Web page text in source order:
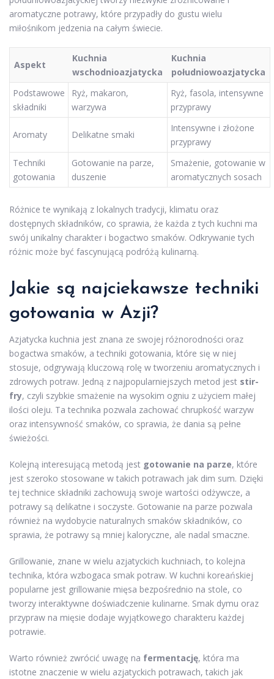
aromatyczne potrawy, które przypadły do gustu wielu
miłośnikom jedzenia na całym świecie.
Aspekt
Kuchnia
wschodnioazjatycka
Kuchnia
południowoazjatycka
Podstawowe
składniki
Ryż, makaron,
warzywa
Ryż, fasola, intensywne
przyprawy
Aromaty Delikatne smaki
Intensywne i złożone
przyprawy
Techniki
gotowania
Gotowanie na parze,
duszenie
Smażenie, gotowanie w
aromatycznych sosach
Różnice te wynikają z lokalnych tradycji, klimatu oraz
dostępnych składników, co sprawia, że każda z tych kuchni ma
swój unikalny charakter i bogactwo smaków. Odkrywanie tych
różnic może być fascynującą podróżą kulinarną.
Jakie są najciekawsze techniki
gotowania w Azji?
Azjatycka kuchnia jest znana ze swojej różnorodności oraz
bogactwa smaków, a techniki gotowania, które się w niej
stosuje, odgrywają kluczową rolę w tworzeniu aromatycznych i
zdrowych potraw. Jedną z najpopularniejszych metod jest stir-
fry, czyli szybkie smażenie na wysokim ogniu z użyciem małej
ilości oleju. Ta technika pozwala zachować chrupkość warzyw
oraz intensywność smaków, co sprawia, że dania są pełne
świeżości.
Kolejną interesującą metodą jest gotowanie na parze, które
jest szeroko stosowane w takich potrawach jak dim sum. Dzięki
tej technice składniki zachowują swoje wartości odżywcze, a
potrawy są delikatne i soczyste. Gotowanie na parze pozwala
również na wydobycie naturalnych smaków składników, co
sprawia, że potrawy są mniej kaloryczne, ale nadal smaczne.
Grillowanie, znane w wielu azjatyckich kuchniach, to kolejna
technika, która wzbogaca smak potraw. W kuchni koreańskiej
popularne jest grillowanie mięsa bezpośrednio na stole, co
tworzy interaktywne doświadczenie kulinarne. Smak dymu oraz
przypraw na mięsie dodaje wyjątkowego charakteru każdej
potrawie.
Warto również zwrócić uwagę na fermentację, która ma
istotne znaczenie w wielu azjatyckich potrawach, takich jak